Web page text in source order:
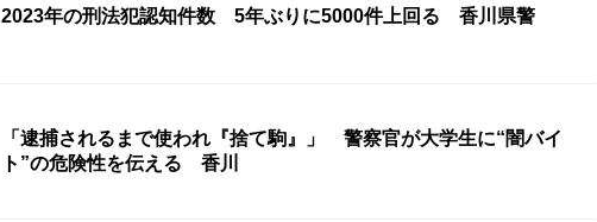
2023年の刑法犯認知件数 5年ぶりに5000件上回る 香川県警
「逮捕されるまで使われ『捨て駒』」 警察官が大学生に“闇バイ
ト”の危険性を伝える 香川